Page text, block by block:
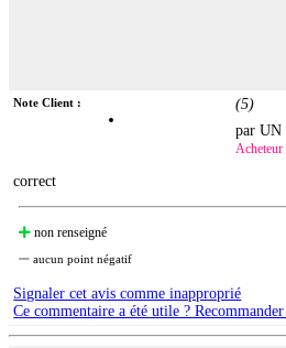
Note Client : (5)
par
correct
non renseigné
aucun point négatif
Signaler cet avis comme inapproprié
Ce commentaire a été utile ?